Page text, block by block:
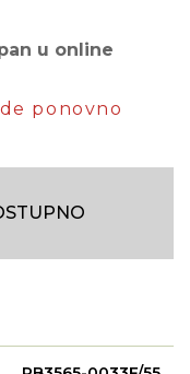
u online
ponovno